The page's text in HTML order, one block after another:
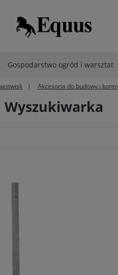
Gospodarstwo ogród i warsztat
Akcesoria do budowy i
Wyszukiwarka